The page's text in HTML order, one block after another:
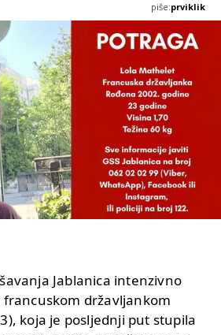
piše:prviklik
Jablanica intenzivno
državljankom
koja je posljednji put stupila